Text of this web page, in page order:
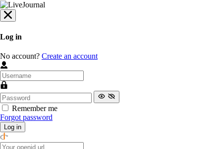
Log in
No account? Create an account
Remember me
Forgot password
Log in